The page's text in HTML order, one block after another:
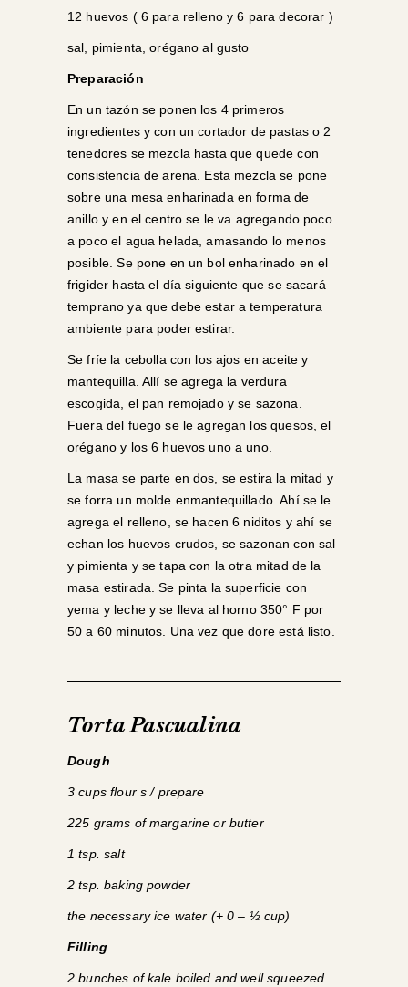
12 huevos ( 6 para relleno y 6 para decorar )
sal, pimienta, orégano al gusto
Preparación
En un tazón se ponen los 4 primeros
ingredientes y con un cortador de pastas o 2
tenedores se mezcla hasta que quede con
consistencia de arena. Esta mezcla se pone
sobre una mesa enharinada en forma de
anillo y en el centro se le va agregando poco
a poco el agua helada, amasando lo menos
posible. Se pone en un bol enharinado en el
frigider hasta el día siguiente que se sacará
temprano ya que debe estar a temperatura
ambiente para poder estirar.
Se fríe la cebolla con los ajos en aceite y
mantequilla. Allí se agrega la verdura
escogida, el pan remojado y se sazona.
Fuera del fuego se le agregan los quesos, el
orégano y los 6 huevos uno a uno.
La masa se parte en dos, se estira la mitad y
se forra un molde enmantequillado. Ahí se le
agrega el relleno, se hacen 6 niditos y ahí se
echan los huevos crudos, se sazonan con sal
y pimienta y se tapa con la otra mitad de la
masa estirada. Se pinta la superficie con
yema y leche y se lleva al horno 350° F por
50 a 60 minutos. Una vez que dore está listo.
Torta Pascualina
Dough
3 cups flour s / prepare
225 grams of margarine or butter
1 tsp. salt
2 tsp. baking powder
the necessary ice water (+ 0 – ½ cup)
Filling
2 bunches of kale boiled and well squeezed